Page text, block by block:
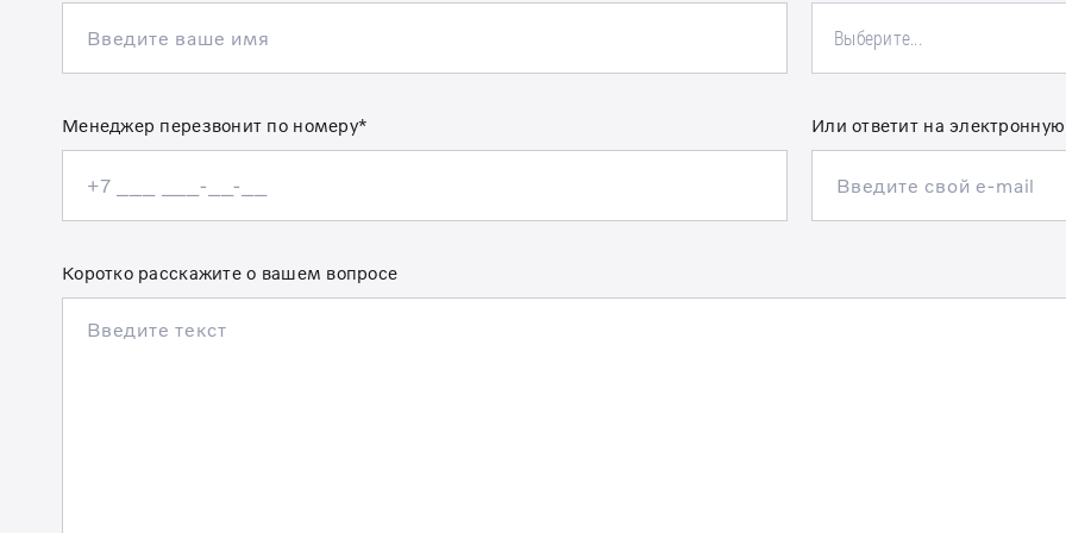
Выберите...
Менеджер перезвонит по номеру* Или ответит на электронную
Коротко расскажите о вашем вопросе